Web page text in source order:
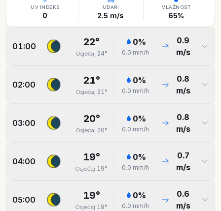
UV INDEKS
0
UDARI
2.5 m/s
VLAŽNOST
65%
01:00 22°
Osjećaj 24°
0%
0.0 mm/h
0.9
m/s
02:00 21°
Osjećaj 21°
0%
0.0 mm/h
0.8
m/s
03:00 20°
Osjećaj 20°
0%
0.0 mm/h
0.8
m/s
04:00 19°
Osjećaj 19°
0%
0.0 mm/h
0.7
m/s
05:00 19°
Osjećaj 19°
0%
0.0 mm/h
0.6
m/s